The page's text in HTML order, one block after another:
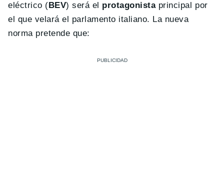
eléctrico ( BEV) será el protagonistaprincipal por
el que velará el parlamento italiano. La nueva
norma pretende que: